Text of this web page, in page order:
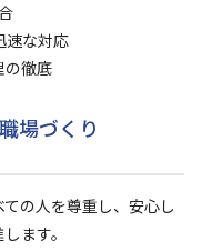
速な対応
の徹底
場づくり
の人を尊重し、安心し
ます。